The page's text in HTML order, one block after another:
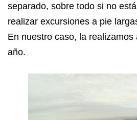
separado, sobre todo si no
realizar excursiones a pie
En nuestro caso, la realizamos
año.